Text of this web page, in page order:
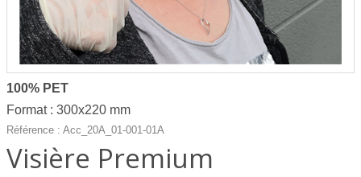
100% PET
Format : 300x220 mm
Référence : Acc_20A_01-001-01A
Visière Premium